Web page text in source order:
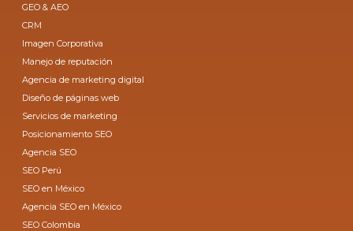
GEO & AEO
CRM
Imagen Corporativa
Manejo de reputación
Agencia de marketing digital
Diseño de páginas web
Servicios de marketing
Posicionamiento SEO
Agencia SEO
SEO Perú
SEO en México
Agencia SEO en México
SEO Colombia